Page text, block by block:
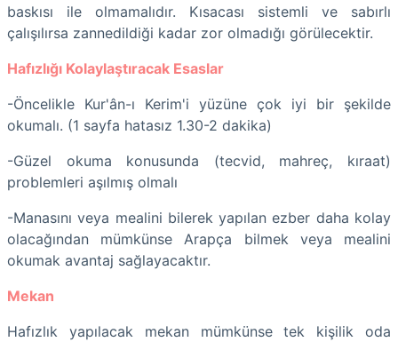
baskısı ile olmamalıdır. Kısacası sistemli ve sabırlı
çalışılırsa zannedildiği kadar zor olmadığı görülecektir.
Hafızlığı Kolaylaştıracak Esaslar
-Öncelikle Kur'ân-ı Kerim'i yüzüne çok iyi bir şekilde
okumalı. (1 sayfa hatasız 1.30-2 dakika)
-Güzel okuma konusunda (tecvid, mahreç, kıraat)
problemleri aşılmış olmalı
-Manasını veya mealini bilerek yapılan ezber daha kolay
olacağından mümkünse Arapça bilmek veya mealini
okumak avantaj sağlayacaktır.
Mekan
Hafızlık yapılacak mekan mümkünse tek kişilik oda